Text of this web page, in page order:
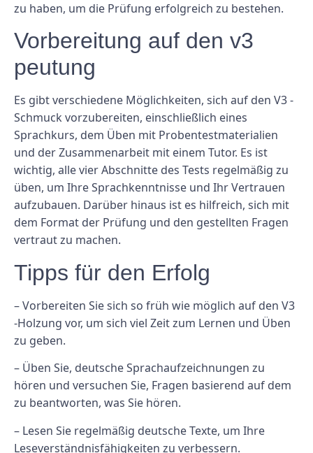
zu haben, um die Prüfung erfolgreich zu bestehen.
Vorbereitung auf den v3
peutung
Es gibt verschiedene Möglichkeiten, sich auf den V3 -
Schmuck vorzubereiten, einschließlich eines
Sprachkurs, dem Üben mit Probentestmaterialien
und der Zusammenarbeit mit einem Tutor. Es ist
wichtig, alle vier Abschnitte des Tests regelmäßig zu
üben, um Ihre Sprachkenntnisse und Ihr Vertrauen
aufzubauen. Darüber hinaus ist es hilfreich, sich mit
dem Format der Prüfung und den gestellten Fragen
vertraut zu machen.
Tipps für den Erfolg
– Vorbereiten Sie sich so früh wie möglich auf den V3
-Holzung vor, um sich viel Zeit zum Lernen und Üben
zu geben.
– Üben Sie, deutsche Sprachaufzeichnungen zu
hören und versuchen Sie, Fragen basierend auf dem
zu beantworten, was Sie hören.
– Lesen Sie regelmäßig deutsche Texte, um Ihre
Leseverständnisfähigkeiten zu verbessern.